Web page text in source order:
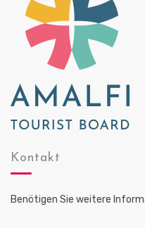
Kontakt
Benötigen Sie weitere